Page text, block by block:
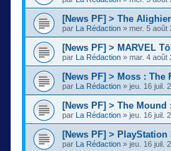
[News PF] > The
par La Rédaction » mer. 5 août
[News PF] > MARVEL
par La Rédaction » mar. 4 août
[News PF] > Moss : The
par La Rédaction » jeu. 16 juil.
[News PF] > The
par La Rédaction » jeu. 16 juil.
[News PF] >
par La Rédaction » jeu. 16 juil.